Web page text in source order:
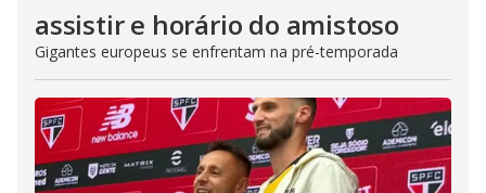
assistir e horário do amistoso
Gigantes europeus se enfrentam na pré-temporada